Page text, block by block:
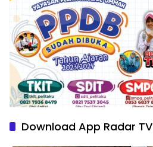
Download App Radar TV